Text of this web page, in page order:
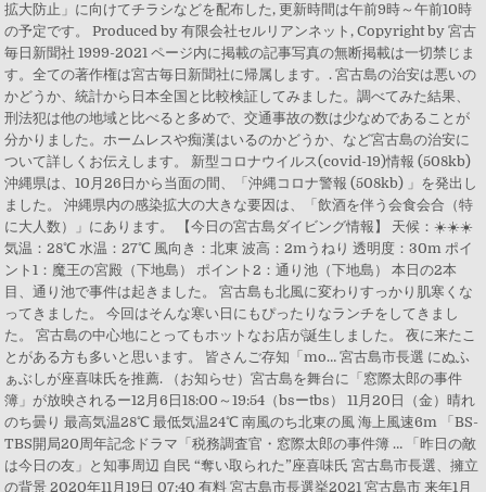
拡大防止」に向けてチラシなどを配布した, 更新時間は午前9時～午前10時
の予定です。 Produced by 有限会社セルリアンネット, Copyright by 宮古
毎日新聞社 1999-2021 ページ内に掲載の記事写真の無断掲載は一切禁じま
す。全ての著作権は宮古毎日新聞社に帰属します。. 宮古島の治安は悪いの
かどうか、統計から日本全国と比較検証してみました。調べてみた結果、
刑法犯は他の地域と比べると多めで、交通事故の数は少なめであることが
分かりました。ホームレスや痴漢はいるのかどうか、など宮古島の治安に
ついて詳しくお伝えします。 新型コロナウイルス(covid-19)情報 (508kb)
沖縄県は、10月26日から当面の間、「沖縄コロナ警報 (508kb) 」を発出し
ました。 沖縄県内の感染拡大の大きな要因は、「飲酒を伴う会食会合（特
に大人数）」にあります。 【今日の宮古島ダイビング情報】 天候：☀️☀️☀️
気温：28℃ 水温：27℃ 風向き：北東 波高：2mうねり 透明度：30m ポイ
ント1：魔王の宮殿（下地島） ポイント2：通り池（下地島） 本日の2本
目、通り池で事件は起きました。 宮古島も北風に変わりすっかり肌寒くな
ってきました。 今回はそんな寒い日にもぴったりなランチをしてきまし
た。 宮古島の中心地にとってもホットなお店が誕生しました。 夜に来たこ
とがある方も多いと思います。 皆さんご存知「mo… 宮古島市長選 にぬふ
ぁぶしが座喜味氏を推薦. （お知らせ）宮古島を舞台に「窓際太郎の事件
簿」が放映されるー12月6日18:00～19:54（bsーtbs） 11月20日（金）晴れ
のち曇り 最高気温28℃ 最低気温24℃ 南風のち北東の風 海上風速6m 「BS-
TBS開局20周年記念ドラマ「税務調査官・窓際太郎の事件簿 … 「昨日の敵
は今日の友」と知事周辺 自民 “奪い取られた”座喜味氏 宮古島市長選、擁立
の背景 2020年11月19日 07:40 有料 宮古島市長選挙2021 宮古島市 来年1月